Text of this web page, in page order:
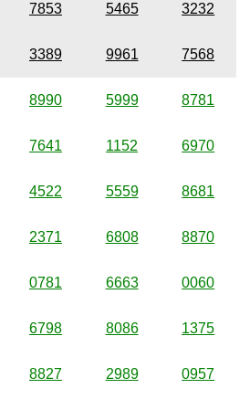
7853 5465 3232
3389 9961 7568
8990 5999 8781
7641 1152 6970
4522 5559 8681
2371 6808 8870
0781 6663 0060
6798 8086 1375
8827 2989 0957